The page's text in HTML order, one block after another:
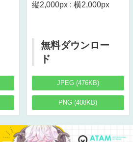
縦2,000px : 横2,000px
無料ダウンロー
ド
JPEG (476KB)
PNG (408KB)